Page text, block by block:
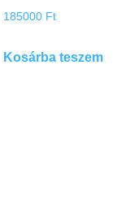
185000 Ft
Kosárba teszem